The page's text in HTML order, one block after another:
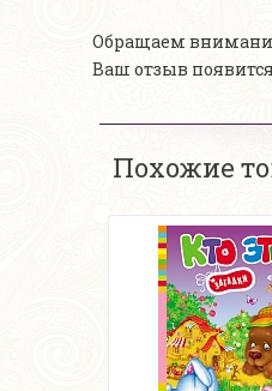
Обращаем
Ваш отзыв
Похожие